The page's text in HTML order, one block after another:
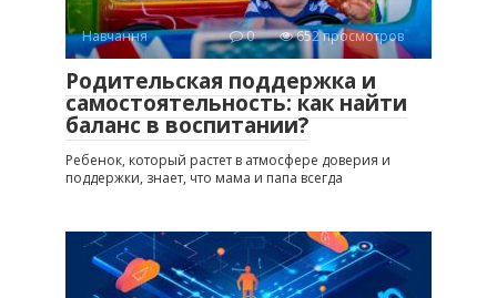
Навчання 0 652 просмотров
Родительская поддержка и
самостоятельность: как найти
баланс в воспитании?
Ребенок, который растет в атмосфере доверия и
поддержки, знает, что мама и папа всегда